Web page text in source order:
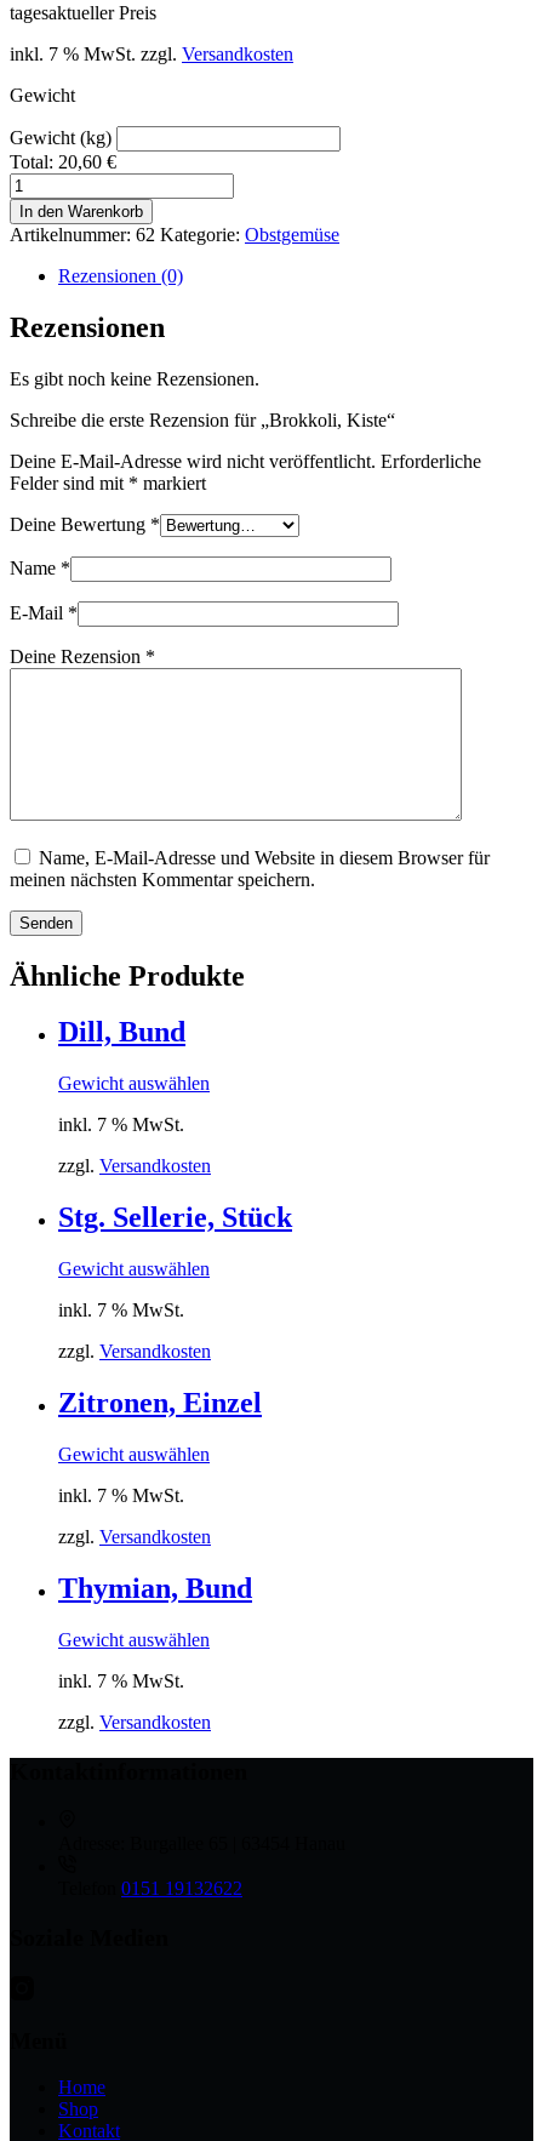
tagesaktueller Preis
inkl. 7 % MwSt. zzgl. Versandkosten
Gewicht
Gewicht (kg)
Total: 20,60 €
Brokkoli,
Kiste
Menge
In den Warenkorb
Artikelnummer: 62 Kategorie: Obstgemüse
Rezensionen (0)
Rezensionen
Es gibt noch keine Rezensionen.
Schreibe die erste Rezension für „Brokkoli, Kiste“
Deine E-Mail-Adresse wird nicht veröffentlicht. Erforderliche
Felder sind mit * markiert
Deine Bewertung *
Name *
E-Mail *
Deine Rezension *
Name, E-Mail-Adresse und Website in diesem Browser für
meinen nächsten Kommentar speichern.
Senden
Ähnliche Produkte
Dill, Bund
Gewicht auswählen
inkl. 7 % MwSt.
zzgl. Versandkosten
Stg. Sellerie, Stück
Gewicht auswählen
inkl. 7 % MwSt.
zzgl. Versandkosten
Zitronen, Einzel
Gewicht auswählen
inkl. 7 % MwSt.
zzgl. Versandkosten
Thymian, Bund
Gewicht auswählen
inkl. 7 % MwSt.
zzgl. Versandkosten
0151 19132622
Home
Shop
Kontakt